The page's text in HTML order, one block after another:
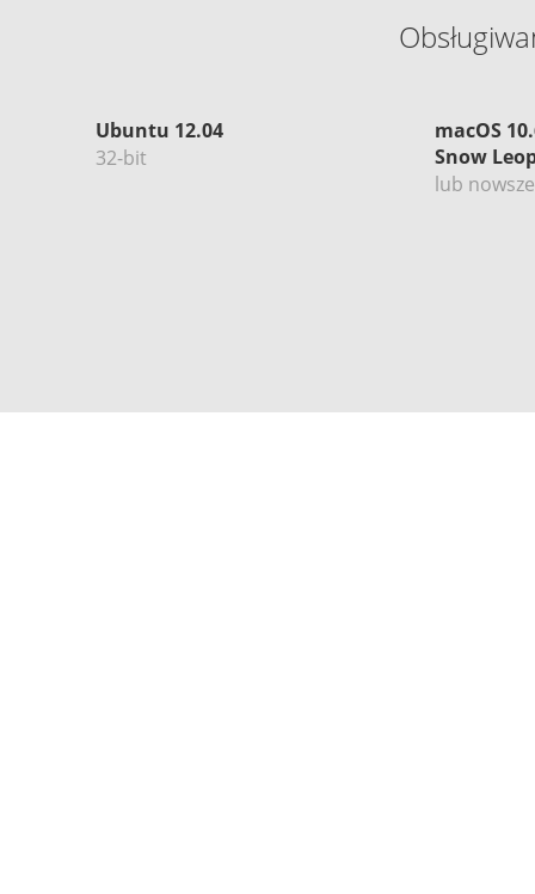
Ubuntu 12.04
32-bit
macOS
Snow
lub nowsze